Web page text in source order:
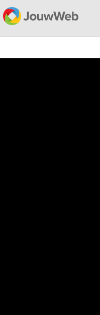
JouwWeb